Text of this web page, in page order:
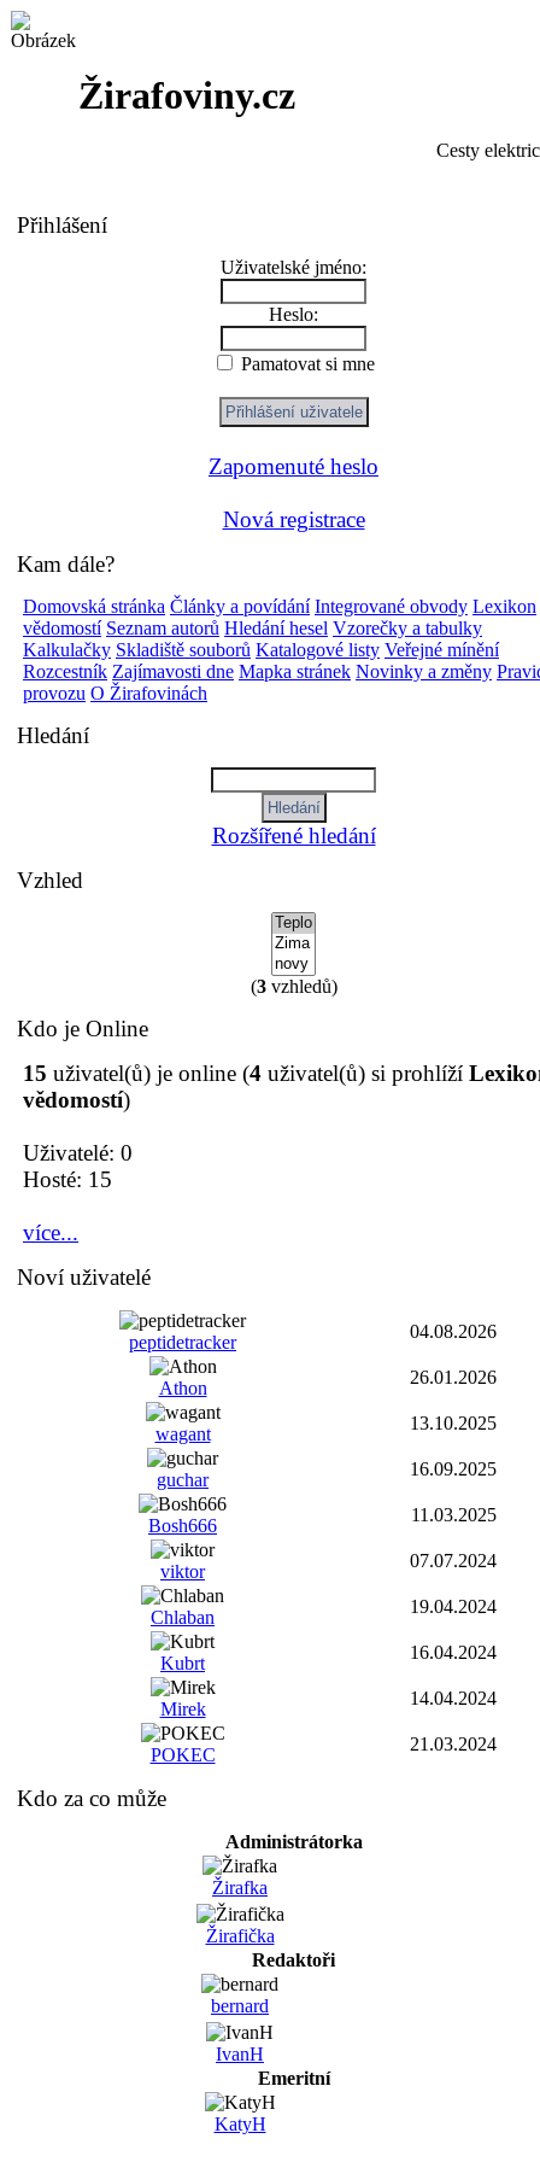
Žirafoviny.cz
Cesty
Přihlášení
Uživatelské jméno:
Heslo:
Pamatovat si mne
Zapomenuté heslo
Nová registrace
Kam dále?
Domovská stránka Články a povídání Integrované obvody Lexikon
vědomostí Seznam autorů Hledání hesel Vzorečky a tabulky
Kalkulačky Skladiště souborů Katalogové listy Veřejné mínění
Rozcestník Zajímavosti dne Mapka stránek Novinky a změny
provozu O Žirafovinách
Hledání
Rozšířené hledání
Vzhled
(3vzhledů)
Kdo je Online
15 uživatel(ů) je online (4 uživatel(ů) si prohlíží
vědomostí)
Uživatelé: 0
Hosté: 15
více...
Noví uživatelé
peptidetracker
04.08.2026
Athon
26.01.2026
wagant
13.10.2025
guchar
16.09.2025
Bosh666
11.03.2025
viktor
07.07.2024
Chlaban
19.04.2024
Kubrt
16.04.2024
Mirek
14.04.2024
POKEC
21.03.2024
Kdo za co může
Administrátorka
Žirafka
Žirafička
Redaktoři
bernard
IvanH
Emeritní
KatyH